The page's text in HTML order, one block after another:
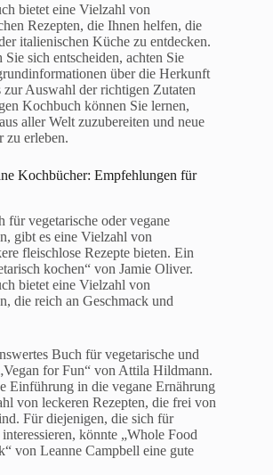
bietet eine Vielzahl von
Rezepten, die Ihnen helfen, die
italienischen Küche zu entdecken.
sich entscheiden, achten Sie
über die Herkunft
zur Auswahl der richtigen Zutaten
Kochbuch können Sie lernen,
aller Welt zuzubereiten und neue
zu erleben.
Kochbücher: Empfehlungen für
für vegetarische oder vegane
gibt es eine Vielzahl von
fleischlose Rezepte bieten. Ein
kochen“ von Jamie Oliver.
bietet eine Vielzahl von
die reich an Geschmack und
Buch für vegetarische und
for Fun“ von Attila Hildmann.
Einführung in die vegane Ernährung
von leckeren Rezepten, die frei von
Für diejenigen, die sich für
könnte „Whole Food
von Leanne Campbell eine gute